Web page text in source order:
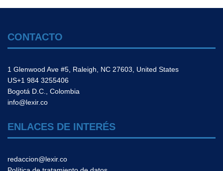
CONTACTO
1 Glenwood Ave #5, Raleigh, NC 27603, United States
US+1 984 3255406
Bogotá D.C., Colombia
info@lexir.co
ENLACES DE INTERÉS
redaccion@lexir.co